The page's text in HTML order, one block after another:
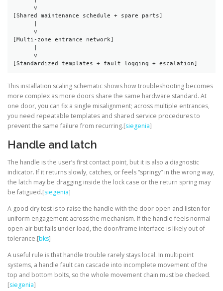
      v
[Shared maintenance schedule + spare parts]
      v
[Multi-zone entrance network]
      v
[Standardized templates + fault logging + escalation]
This installation scaling schematic shows how troubleshooting becomes
more complex as more doors share the same hardware standard. At
one door, you can fix a single misalignment; across multiple entrances,
you need repeatable templates and shared service procedures to
prevent the same failure from recurring.[siegenia]
Handle and latch
The handle is the user’s first contact point, but it is also a diagnostic
indicator. If it returns slowly, catches, or feels “springy” in the wrong way,
the latch may be dragging inside the lock case or the return spring may
be fatigued.[siegenia]
A good dry test is to raise the handle with the door open and listen for
uniform engagement across the mechanism. If the handle feels normal
open-air but fails under load, the door/frame interface is likely out of
tolerance.[bks]
A useful rule is that handle trouble rarely stays local. In multipoint
systems, a handle fault can cascade into incomplete movement of the
top and bottom bolts, so the whole movement chain must be checked.
[siegenia]